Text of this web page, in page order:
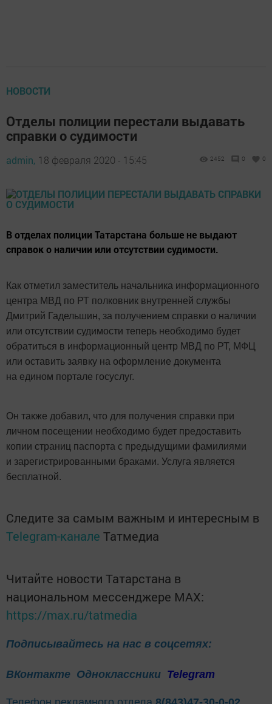
НОВОСТИ
Отделы полиции перестали выдавать
справки о судимости
admin, 18 февраля 2020 - 15:45 2452 0 0
В отделах полиции Татарстана больше не выдают
справок о наличии или отсутствии судимости.
Как отметил заместитель начальника информационного
центра МВД по РТ полковник внутренней службы
Дмитрий Гадельшин, за получением справки о наличии
или отсутствии судимости теперь необходимо будет
обратиться в информационный центр МВД по РТ, МФЦ
или оставить заявку на оформление документа
на едином портале госуслуг.
Он также добавил, что для получения справки при
личном посещении необходимо будет предоставить
копии страниц паспорта с предыдущими фамилиями
и зарегистрированными браками. Услуга является
бесплатной.
Следите за самым важным и интересным в
Telegram-канале Татмедиа
Читайте новости Татарстана в
национальном мессенджере MАХ:
https://max.ru/tatmedia
Подписывайтесь на нас в соцсетях:
ВКонтакте Одноклассники Telegram